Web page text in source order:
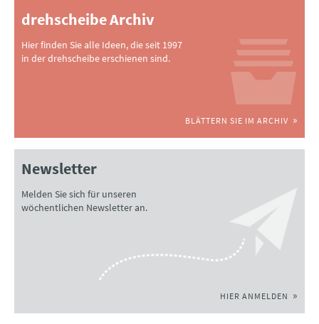
drehscheibe Archiv
Hier finden Sie alle Ideen, die seit 1997
in der drehscheibe erschienen sind.
BLÄTTERN SIE IM ARCHIV
Newsletter
Melden Sie sich für unseren
wöchentlichen Newsletter an.
HIER ANMELDEN